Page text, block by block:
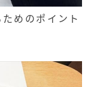
めのポイント